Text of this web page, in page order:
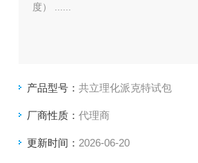
度） ......
产品型号： 共立理化派克特试包
厂商性质： 代理商
更新时间： 2026-06-20